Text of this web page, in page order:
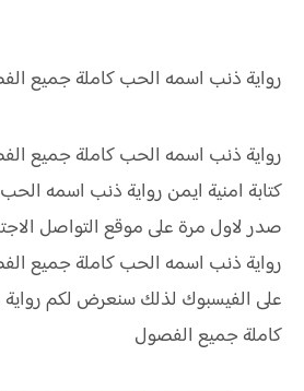
رواية ذنب اسمه الحب كاملة جميع
رواية ذنب اسمه الحب كاملة جميع
كتابة امنية ايمن رواية ذنب اسمه
صدر لاول مرة على موقع التواصل
رواية ذنب اسمه الحب كاملة جميع
على الفيسبوك لذلك سنعرض لكمرواية
كاملة جميع الفصول